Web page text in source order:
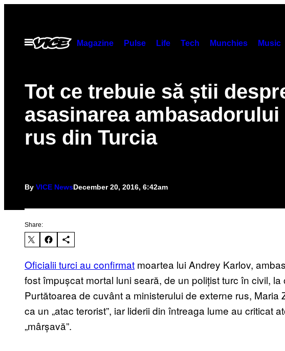
contentOpen
Menu
Magazine Pulse Life Tech Munchies Music
Tot ce trebuie să știi
asasinarea ambasadorului
rus din Turcia
By VICE NewsDecember 20, 2016, 6:42am
Share:
Oficialii turci au confirmat moartea lui Andrey Karlov,
fost împușcat mortal luni seară, de un polițist turc în civil,
Purtătoarea de cuvânt a ministerului de externe rus,
ca un „atac terorist”, iar liderii din întreaga lume au criticat
„mârșavă”.